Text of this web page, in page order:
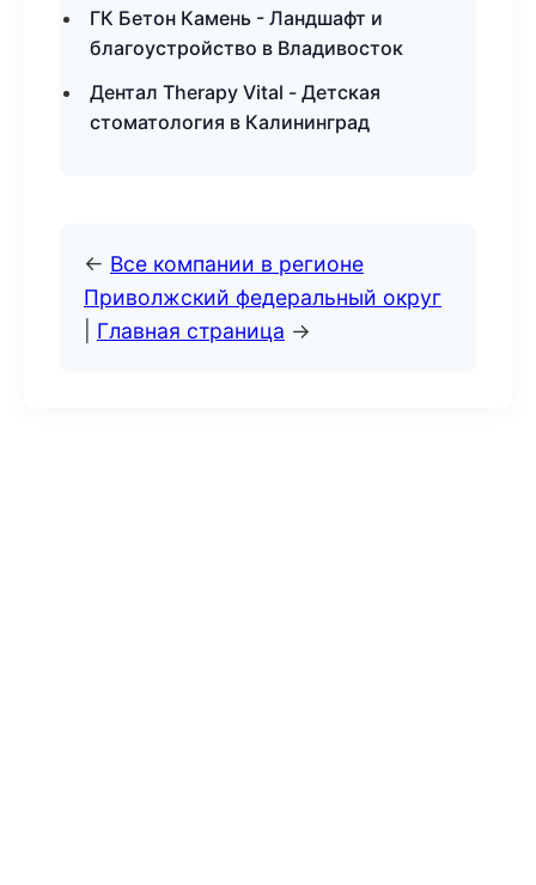
ГК Бетон Камень - Ландшафт и
благоустройство в Владивосток
Дентал Therapy Vital - Детская
стоматология в Калининград
← Все компании в регионе
Приволжский федеральный округ
Главная страница →